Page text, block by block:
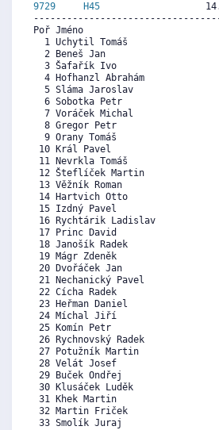
9729
H45
Poř Jméno
1 Uchytil
2 Beneš
3 Šafařík
4 Hofhanzl
5 Sláma
6 Sobotka
7 Voráček
8 Gregor
9 Orany
10 Král
11 Nevrkla
12 Šteflíček
13 Věžník
14 Hartvich
15 Izdný
16 Rychtárik
17 Princ
18 Janošík
19 Mágr
20 Dvořáček
21 Nechanický
22 Cícha
23 Heřman
24 Míchal
25 Komín
26 Rychnovský
27 Potužník
28 Velát
29 Buček
30 Klusáček
31 Khek
32 Martin
33 Smolík